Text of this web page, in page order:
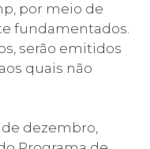
por meio de
fundamentados.
serão emitidos
quais não
dezembro,